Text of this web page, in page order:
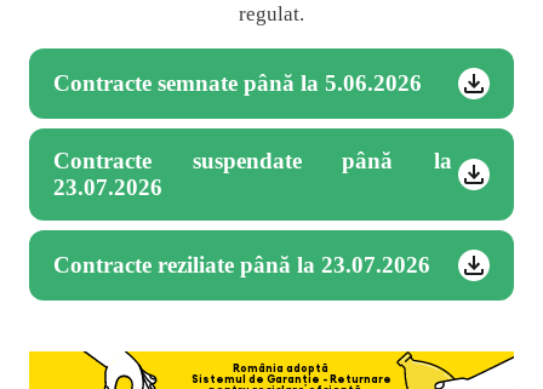
regulat.
Contracte semnate până la 5.06.2026
Contracte suspendate până la
23.07.2026
Contracte reziliate până la 23.07.2026